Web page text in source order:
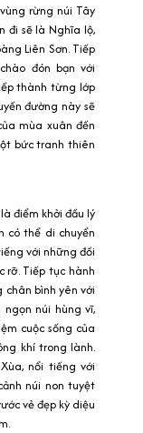
rừng núi Tây
đi sẽ là Nghĩa lộ,
Liên Sơn. Tiếp
đón bạn với
thành từng lớp
đường này sẽ
mùa xuân đến
bức tranh thiên
điểm khởi đầu lý
có thể di chuyển
với những đồi
rỡ. Tiếp tục hành
chân bình yên với
núi hùng vĩ,
cuộc sống của
khí trong lành.
nổi tiếng với
núi non tuyệt
vẻ đẹp kỳ diệu